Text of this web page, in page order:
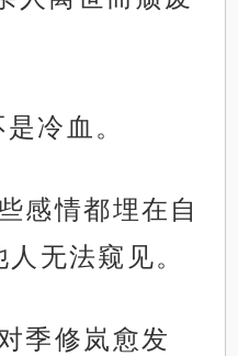
冷血。
感情都埋在自
无法窥见。
季修岚愈发